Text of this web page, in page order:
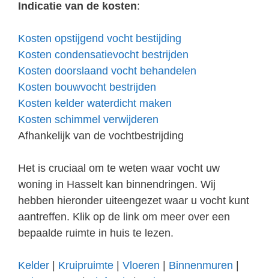
Indicatie van de kosten:
Kosten opstijgend vocht bestijding
Kosten condensatievocht bestrijden
Kosten doorslaand vocht behandelen
Kosten bouwvocht bestrijden
Kosten kelder waterdicht maken
Kosten schimmel verwijderen
Afhankelijk van de vochtbestrijding
Het is cruciaal om te weten waar vocht uw
woning in Hasselt kan binnendringen. Wij
hebben hieronder uiteengezet waar u vocht kunt
aantreffen. Klik op de link om meer over een
bepaalde ruimte in huis te lezen.
Kelder Kruipruimte Vloeren Binnenmuren